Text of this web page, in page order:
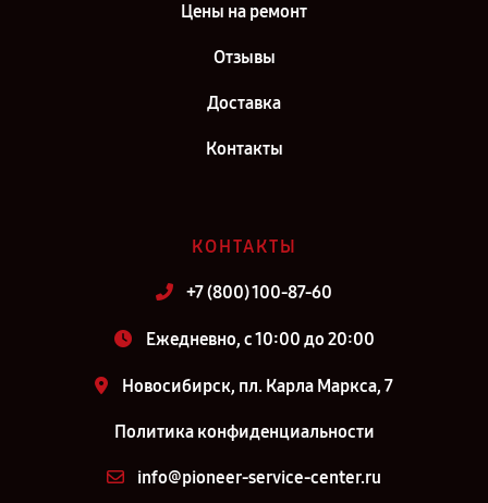
Цены на ремонт
Отзывы
Доставка
Контакты
КОНТАКТЫ
+7 (800) 100-87-60
Ежедневно, с 10:00 до 20:00
Новосибирск, пл. Карла Маркса, 7
Политика конфиденциальности
info@pioneer-service-center.ru